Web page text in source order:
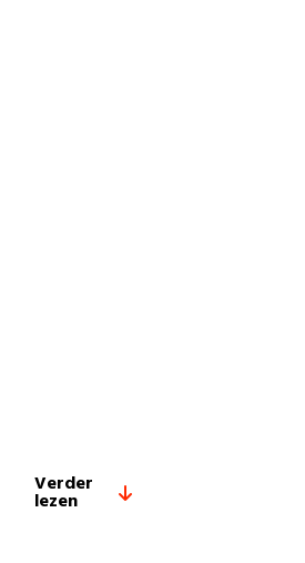
Verder
lezen